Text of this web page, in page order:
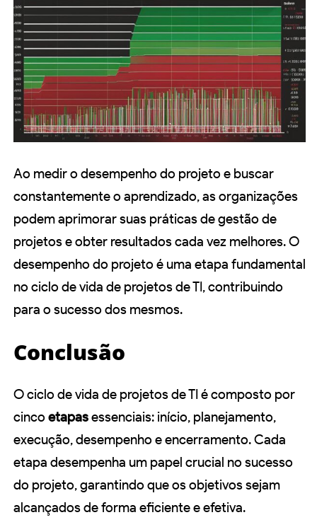
Ao medir o desempenho do projeto e buscar
constantemente o aprendizado, as organizações
podem aprimorar suas práticas de gestão de
projetos e obter resultados cada vez melhores. O
desempenho do projeto é uma etapa fundamental
no ciclo de vida de projetos de TI, contribuindo
para o sucesso dos mesmos.
Conclusão
O ciclo de vida de projetos de TI é composto por
cinco etapasessenciais: início, planejamento,
execução, desempenho e encerramento. Cada
etapa desempenha um papel crucial no sucesso
do projeto, garantindo que os objetivos sejam
alcançados de forma eficiente e efetiva.